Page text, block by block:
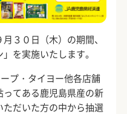
３０日（木）の期間、
を実施いたします。
プ・タイヨー他各店舗
てある鹿児島県産の新
だいた方の中から抽選